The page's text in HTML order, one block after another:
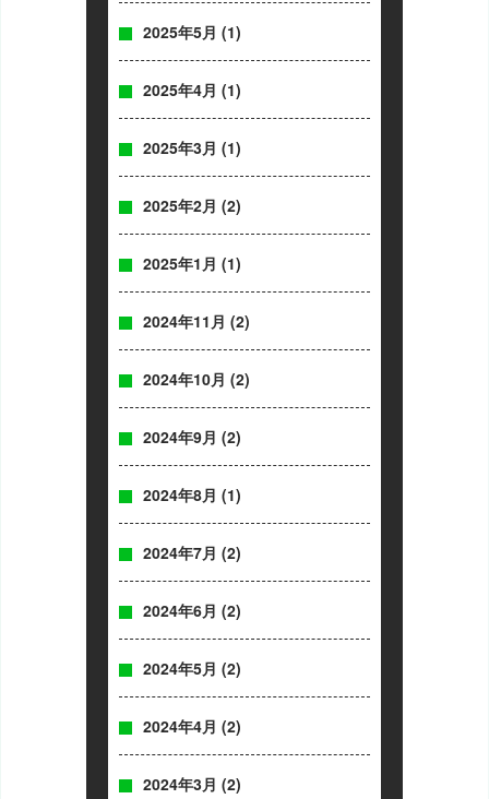
2025年5月 (1)
2025年4月 (1)
2025年3月 (1)
2025年2月 (2)
2025年1月 (1)
2024年11月 (2)
2024年10月 (2)
2024年9月 (2)
2024年8月 (1)
2024年7月 (2)
2024年6月 (2)
2024年5月 (2)
2024年4月 (2)
2024年3月 (2)